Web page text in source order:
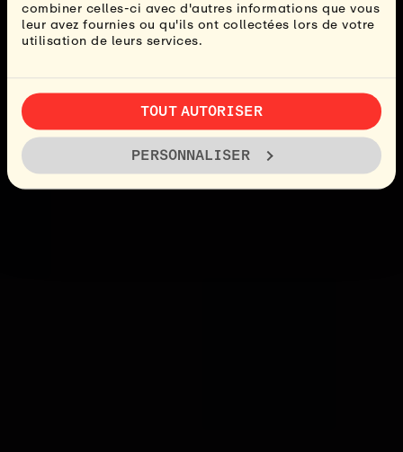
combiner celles-ci avec d'autres informations que vous
leur avez fournies ou qu'ils ont collectées lors de votre
utilisation de leurs services.
TOUT AUTORISER
PERSONNALISER